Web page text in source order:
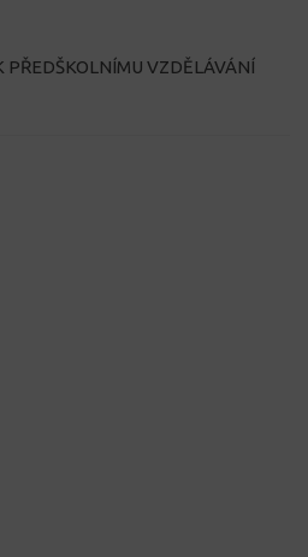
PŘEDŠKOLNÍMU VZDĚLÁVÁNÍ